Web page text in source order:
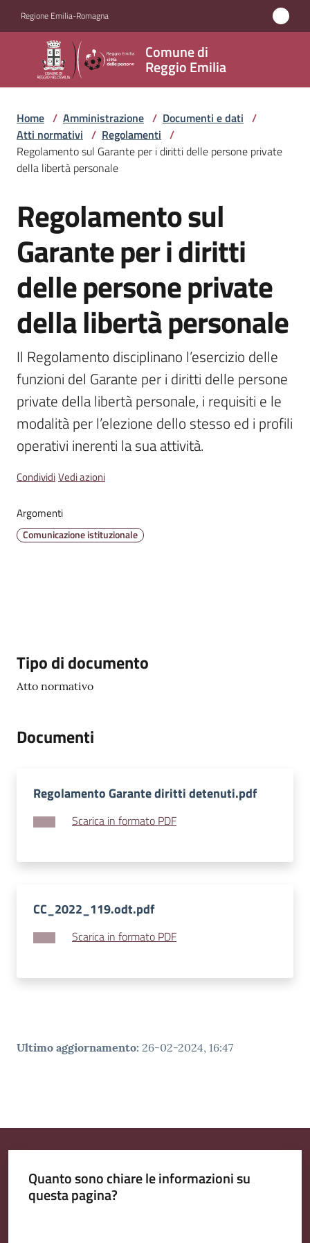
Regione Emilia-Romagna
Comune di
Reggio Emilia
Comune
di
Reggio
Emilia
Amministrazione
Servizi
Novità
Vivere
Reggio
Emilia
Tutti
gli
argomenti
T
r
i
s
n
t
Home / Amministrazione / Documenti e dati /
Atti normativi / Regolamenti /
Regolamento sul Garante per i diritti delle persone private
della libertà personale
Salta al contenuto
Regolamento sul
Garante per i diritti
delle persone private
della libertà personale
Il Regolamento disciplinano l’esercizio delle
funzioni del Garante per i diritti delle persone
private della libertà personale, i requisiti e le
modalità per l’elezione dello stesso ed i profili
operativi inerenti la sua attività.
CondividiVedi azioni
Argomenti
Comunicazione istituzionale
Descrizione
Tipo di documento
Atto normativo
Documenti
Regolamento Garante diritti detenuti.pdf
Scarica in formato PDF
CC_2022_119.odt.pdf
Scarica in formato PDF
Ultimo aggiornamento: 26-02-2024, 16:47
Quanto sono chiare le informazioni su
questa pagina?